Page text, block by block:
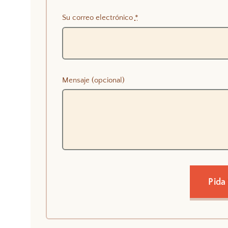
Su correo electrónico *
Mensaje (opcional)